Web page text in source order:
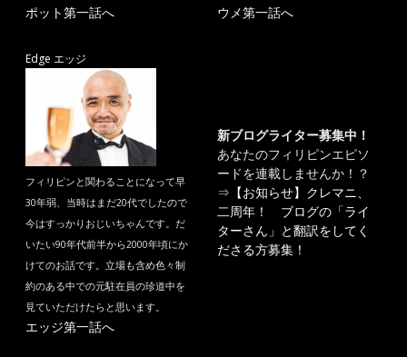
ポット第一話へ ウメ第一話へ
Edge エッジ
フィリピンと関わることになって早
30年弱、当時はまだ20代でしたので
今はすっかりおじいちゃんです。だ
いたい90年代前半から2000年頃にか
けてのお話です。立場も含め色々制
約のある中での元駐在員の珍道中を
見ていただけたらと思います。
エッジ第一話へ
新ブログライター募集中！
あなたのフィリピンエピソ
ードを連載しませんか！？
⇒ 【お知らせ】クレマニ、
二周年！ ブログの「ライ
ターさん」と翻訳をしてく
ださる方募集！